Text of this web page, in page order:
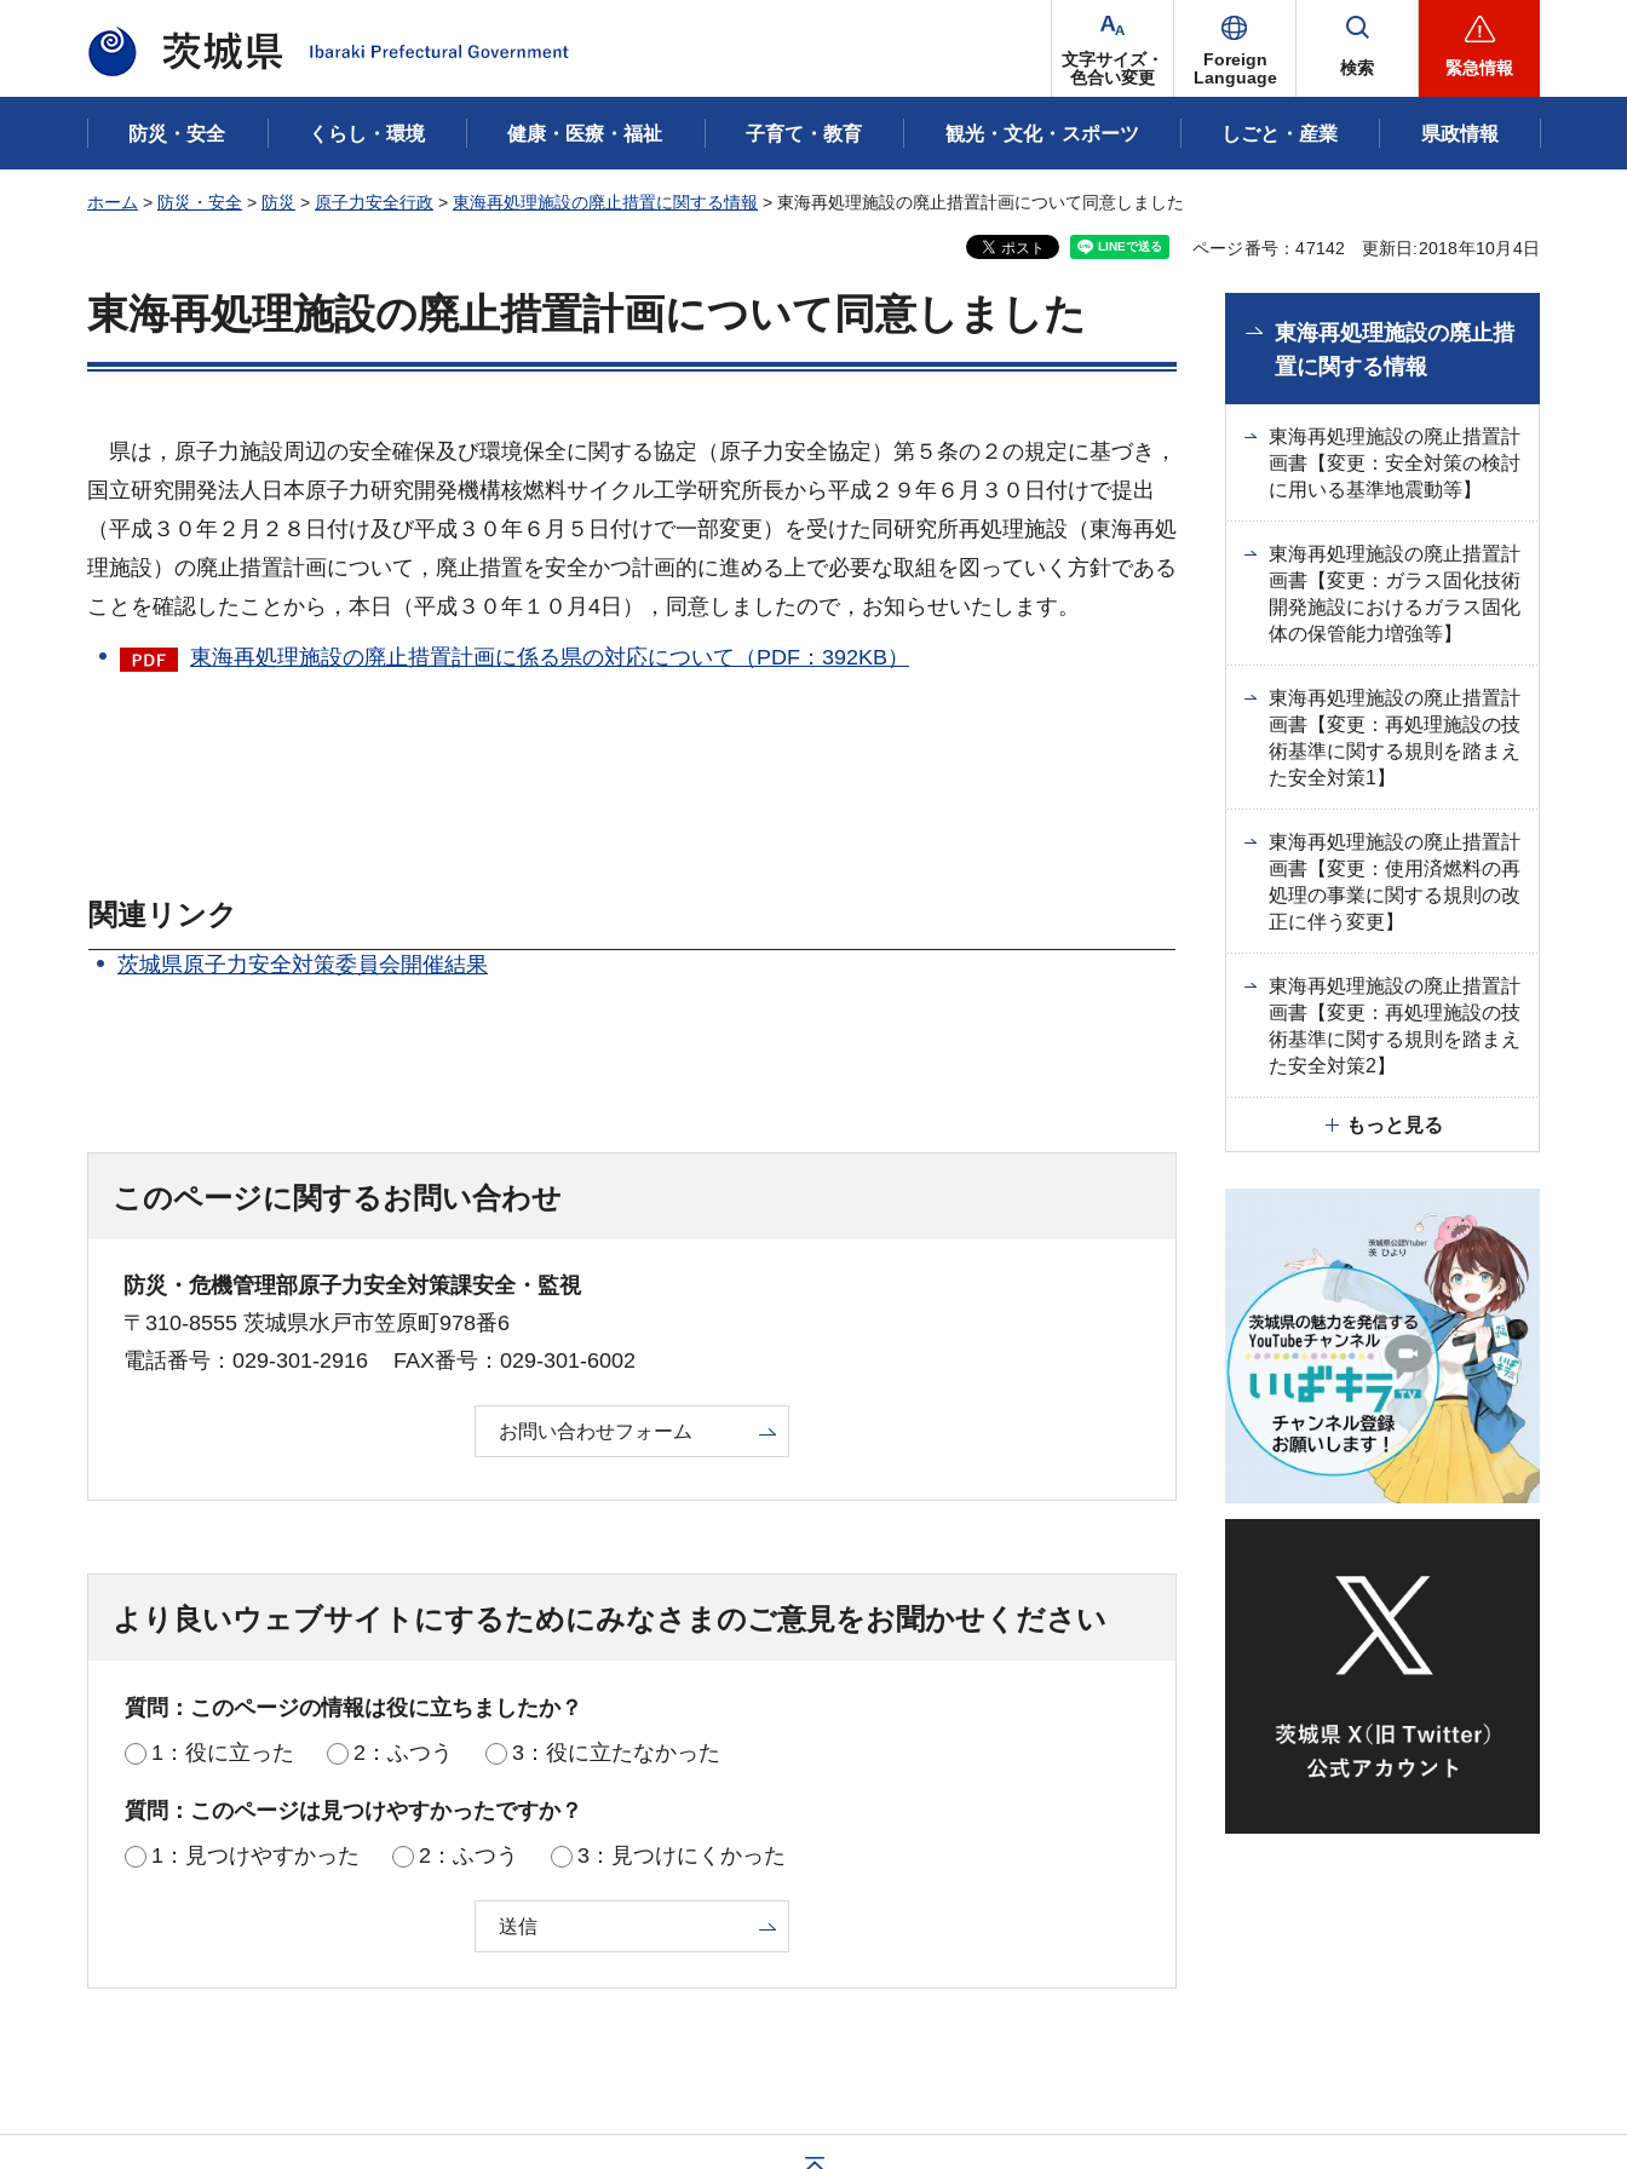
茨城県
文字サイズ・
色合い変更
Foreign
Language
検索 緊急情報
防災・安全 くらし・環境 健康・医療・福祉 子育て・教育 観光・文化・スポーツ しごと・産業 県政情報
ホーム > 防災・安全 > 防災 > 原子力安全行政 > 東海再処理施設の廃止措置に関する情報 > 東海再処理施設の廃止措置計画について同意しました
ページ番号：47142 更新日:2018年10月4日
東海再処理施設の廃止措置計画について同意しました
県は，原子力施設周辺の安全確保及び環境保全に関する協定（原子力安全協定）第５条の２の規定に基づき，
国立研究開発法人日本原子力研究開発機構核燃料サイクル工学研究所長から平成２９年６月３０日付けで提出
（平成３０年２月２８日付け及び平成３０年６月５日付けで一部変更）を受けた同研究所再処理施設（東海再処
理施設）の廃止措置計画について，廃止措置を安全かつ計画的に進める上で必要な取組を図っていく方針である
ことを確認したことから，本日（平成３０年１０月4日），同意しましたので，お知らせいたします。
東海再処理施設の廃止措置計画に係る県の対応について（PDF：392KB）
関連リンク
茨城県原子力安全対策委員会開催結果
このページに関するお問い合わせ
防災・危機管理部原子力安全対策課安全・監視
〒310-8555 茨城県水戸市笠原町978番6
電話番号：029-301-2916
FAX番号：029-301-6002
お問い合わせフォーム
より良いウェブサイトにするためにみなさまのご意見をお聞かせください
質問：このページの情報は役に立ちましたか？
1：役に立った
2：ふつう 3：役に立たなかった
質問：このページは見つけやすかったですか？
1：見つけやすかった
2：ふつう 3：見つけにくかった
東海再処理施設の廃止措
置に関する情報
東海再処理施設の廃止措置計
画書【変更：安全対策の検討
に用いる基準地震動等】
東海再処理施設の廃止措置計
画書【変更：ガラス固化技術
開発施設におけるガラス固化
体の保管能力増強等】
東海再処理施設の廃止措置計
画書【変更：再処理施設の技
術基準に関する規則を踏まえ
た安全対策1】
東海再処理施設の廃止措置計
画書【変更：使用済燃料の再
処理の事業に関する規則の改
正に伴う変更】
東海再処理施設の廃止措置計
画書【変更：再処理施設の技
術基準に関する規則を踏まえ
た安全対策2】
もっと見る